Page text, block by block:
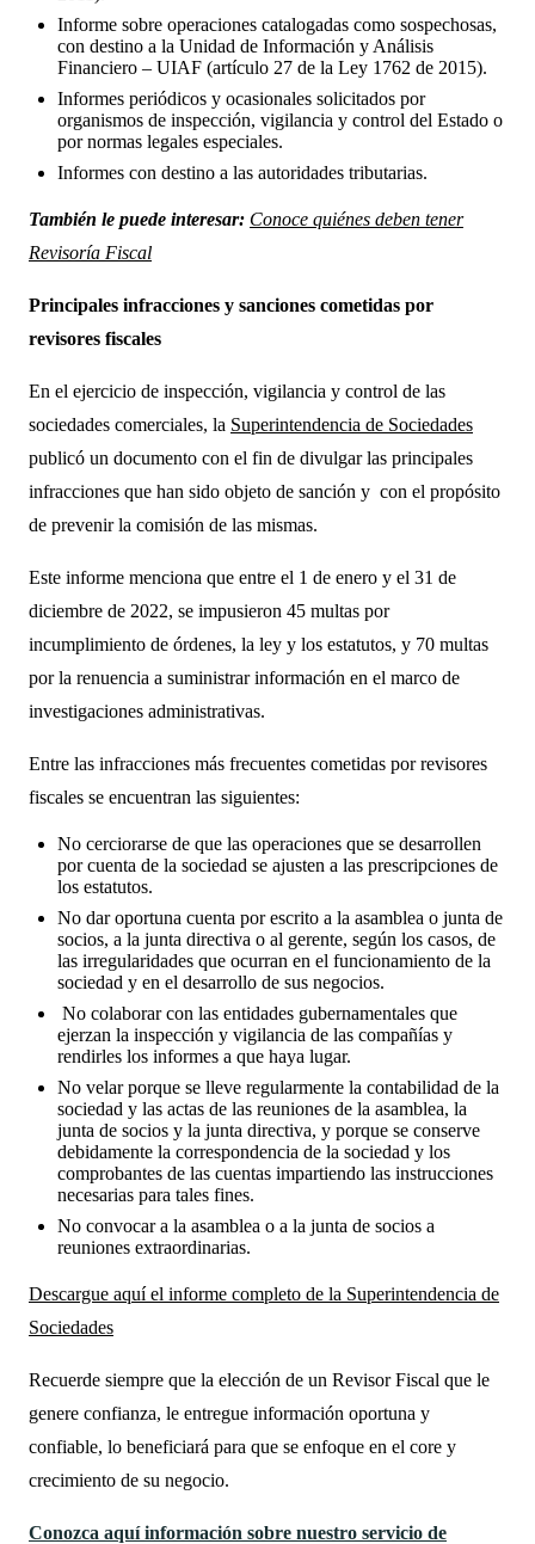
Informe sobre operaciones catalogadas como sospechosas,
con destino a la Unidad de Información y Análisis
Financiero – UIAF (artículo 27 de la Ley 1762 de 2015).
Informes periódicos y ocasionales solicitados por
organismos de inspección, vigilancia y control del Estado o
por normas legales especiales.
Informes con destino a las autoridades tributarias.
También le puede interesar: Conoce quiénes deben tener
Revisoría Fiscal
Principales infracciones y sanciones cometidas por
revisores fiscales
En el ejercicio de inspección, vigilancia y control de las
sociedades comerciales, la Superintendencia de Sociedades
publicó un documento con el fin de divulgar las principales
infracciones que han sido objeto de sanción y con el propósito
de prevenir la comisión de las mismas.
Este informe menciona que entre el 1 de enero y el 31 de
diciembre de 2022, se impusieron 45 multas por
incumplimiento de órdenes, la ley y los estatutos, y 70 multas
por la renuencia a suministrar información en el marco de
investigaciones administrativas.
Entre las infracciones más frecuentes cometidas por revisores
fiscales se encuentran las siguientes:
No cerciorarse de que las operaciones que se desarrollen
por cuenta de la sociedad se ajusten a las prescripciones de
los estatutos.
No dar oportuna cuenta por escrito a la asamblea o junta de
socios, a la junta directiva o al gerente, según los casos, de
las irregularidades que ocurran en el funcionamiento de la
sociedad y en el desarrollo de sus negocios.
No colaborar con las entidades gubernamentales que
ejerzan la inspección y vigilancia de las compañías y
rendirles los informes a que haya lugar.
No velar porque se lleve regularmente la contabilidad de la
sociedad y las actas de las reuniones de la asamblea, la
junta de socios y la junta directiva, y porque se conserve
debidamente la correspondencia de la sociedad y los
comprobantes de las cuentas impartiendo las instrucciones
necesarias para tales fines.
No convocar a la asamblea o a la junta de socios a
reuniones extraordinarias.
Descargue aquí el informe completo de la Superintendencia de
Sociedades
Recuerde siempre que la elección de un Revisor Fiscal que le
genere confianza, le entregue información oportuna y
confiable, lo beneficiará para que se enfoque en el core y
crecimiento de su negocio.
Conozca aquí información sobre nuestro servicio de